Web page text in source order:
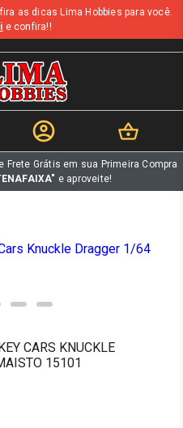
as dicas Lima Hobbies para você.
e confira!!
Frete Grátis em sua Primeira Compra
e aproveite!
CARS KNUCKLE
15101